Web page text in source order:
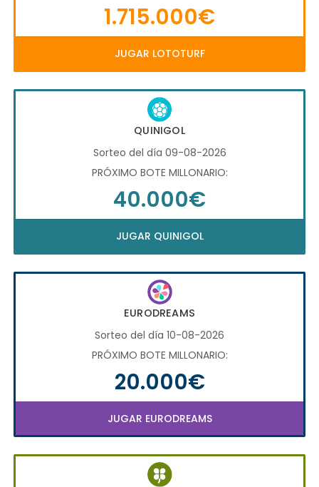
1.715.000€
JUGAR LOTOTURF
QUINIGOL
Sorteo del día 09-08-2026
PRÓXIMO BOTE MILLONARIO:
40.000€
JUGAR QUINIGOL
EURODREAMS
Sorteo del día 10-08-2026
PRÓXIMO BOTE MILLONARIO:
20.000€
JUGAR EURODREAMS